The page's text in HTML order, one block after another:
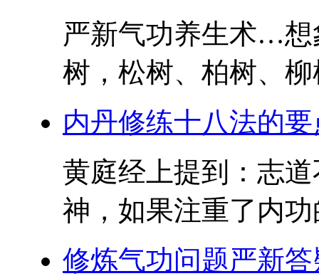
严新气功养生术…想
树，松树、柏树、
内丹修练十八法的要
黄庭经上提到：志
神，如果注重了内
修炼气功问题严新